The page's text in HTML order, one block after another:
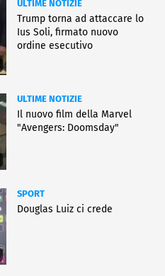
ULTIME NOTIZIE
Trump torna ad attaccare lo
Ius Soli, firmato nuovo
ordine esecutivo
ULTIME NOTIZIE
Il nuovo film della Marvel
"Avengers: Doomsday"
SPORT
Douglas Luiz ci crede